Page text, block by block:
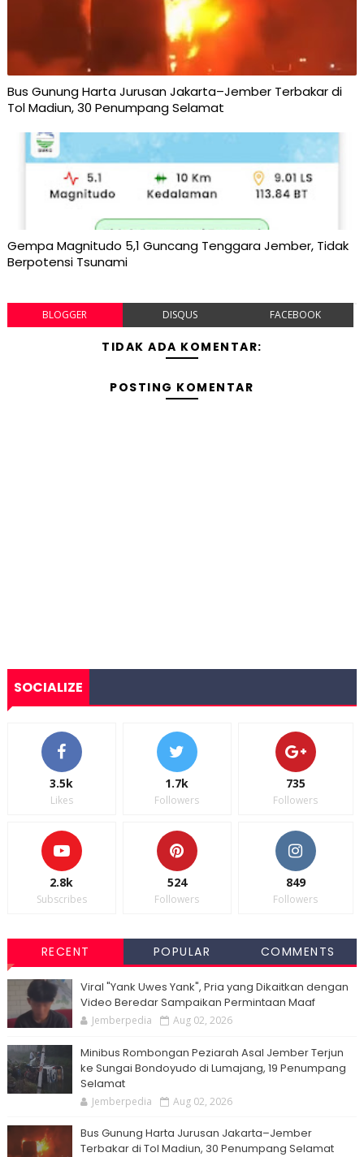
Bus Gunung Harta Jurusan Jakarta–Jember Terbakar di
Tol Madiun, 30 Penumpang Selamat
Gempa Magnitudo 5,1 Guncang Tenggara Jember, Tidak
Berpotensi Tsunami
BLOGGER DISQUS FACEBOOK
TIDAK ADA KOMENTAR:
POSTING KOMENTAR
SOCIALIZE
3.5k
Likes
1.7k
Followers
735
Followers
2.8k
Subscribes
524
Followers
849
Followers
RECENT POPULAR COMMENTS
Viral "Yank Uwes Yank", Pria yang Dikaitkan dengan
Video Beredar Sampaikan Permintaan Maaf
Jemberpedia Aug 02, 2026
Minibus Rombongan Peziarah Asal Jember Terjun
ke Sungai Bondoyudo di Lumajang, 19 Penumpang
Selamat
Jemberpedia Aug 02, 2026
Bus Gunung Harta Jurusan Jakarta–Jember
Terbakar di Tol Madiun, 30 Penumpang Selamat